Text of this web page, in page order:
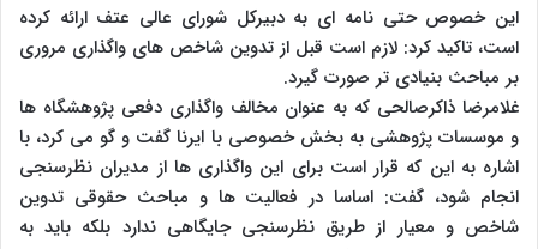
این خصوص حتی نامه ای به دبیرکل شورای عالی عتف ارائه کرده
است، تاکید کرد: لازم است قبل از تدوین شاخص های واگذاری مروری
بر مباحث بنیادی تر صورت گیرد.
غلامرضا ذاکرصالحی که به عنوان مخالف واگذاری دفعی پژوهشگاه ها
و موسسات پژوهشی به بخش خصوصی با ایرنا گفت و گو می کرد، با
اشاره به این که قرار است برای این واگذاری ها از مدیران نظرسنجی
انجام شود، گفت: اساسا در فعالیت ها و مباحث حقوقی تدوین
شاخص و معیار از طریق نظرسنجی جایگاهی ندارد بلکه باید به